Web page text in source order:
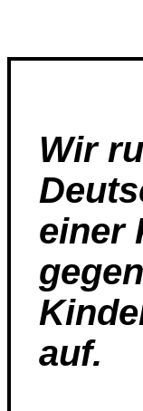
Wir
einer
auf.